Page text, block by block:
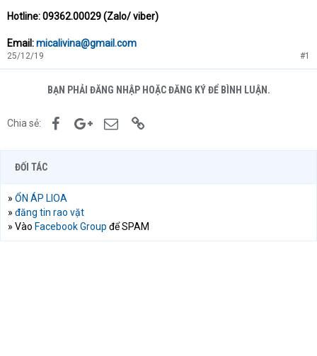
Hotline: 09362.00029 (Zalo/ viber)
Email:micalivina@gmail.com
25/12/19 #1
BẠN PHẢI ĐĂNG NHẬP HOẶC ĐĂNG KÝ ĐỂ BÌNH LUẬN.
Chia sẻ: FacebookGoogle+Email
ĐỐI TÁC
» ỔN ÁP LIOA
» đăng tin rao vặt
» Vào Facebook Group để SPAM